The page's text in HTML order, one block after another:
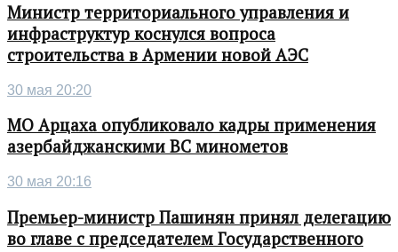
Министр территориального управления и
инфраструктур коснулся вопроса
строительства в Армении новой АЭС
30 мая 20:20
МО Арцаха опубликовало кадры применения
азербайджанскими ВС минометов
30 мая 20:16
Премьер-министр Пашинян принял делегацию
во главе с председателем Государственного